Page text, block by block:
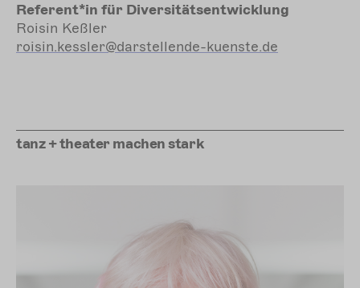
Referent*in für Diversitätsentwicklung
Roisin Keßler
roisin.kessler@darstellende-kuenste.de
tanz+ theater machen stark